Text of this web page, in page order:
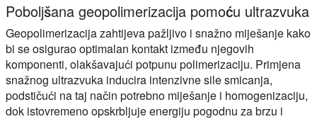
Poboljšana geopolimerizacija pomoću ultrazvuka
Geopolimerizacija zahtijeva pažljivo i snažno miješanje kako
bi se osigurao optimalan kontakt između njegovih
komponenti, olakšavajući potpunu polimerizaciju. Primjena
snažnog ultrazvuka inducira intenzivne sile smicanja,
podstičući na taj način potrebno miješanje i homogenizaciju,
dok istovremeno opskrbljuje energiju pogodnu za brzu i